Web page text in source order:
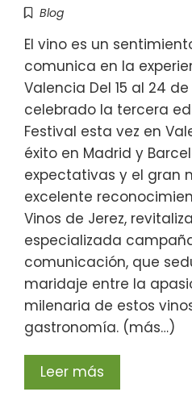
Blog
El vino es un
comunica en la
Valencia Del 15 al 24
celebrado la tercera
Festival esta vez en
éxito en Madrid y
expectativas y el gran
excelente
Vinos de Jerez,
especializada
comunicación, que
maridaje entre la
milenaria de estos
gastronomía. (más…)
Leer más